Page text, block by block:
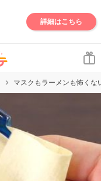
詳細はこちら
マスクもラーメンも怖く